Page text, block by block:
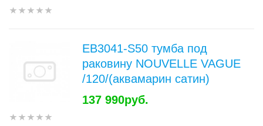
EB3041-S50 тумба под
раковину NOUVELLE VAGUE
/120/(аквамарин сатин)
137 990руб.